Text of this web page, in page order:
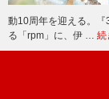
動10周年を迎える。
る「rpm」に、伊 … 続